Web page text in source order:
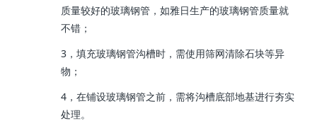
质量较好的玻璃钢管，如雅日生产的玻璃钢管质量就
不错；
3，填充玻璃钢管沟槽时，需使用筛网清除石块等异
物；
4，在铺设玻璃钢管之前，需将沟槽底部地基进行夯实
处理。